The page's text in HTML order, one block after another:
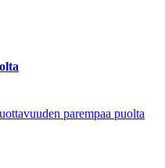
parempaa puolta